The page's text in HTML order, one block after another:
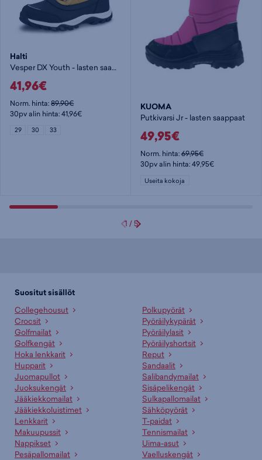
Halti
Vesper DX Youth - lasten saappaat
41,96€
Norm. hinta:89,90€
30pv alin hinta: 41,96€
29 30 33
KUOMA
Putkivarsi Jr - lasten saappaat
49,95€
Norm. hinta:69,95€
30pv alin hinta: 49,95€
Useita kokoja
1 /5
Suositut sisällöt
Collegehousut
Crocsit
Golfmailat
Golfkengät
Hoka lenkkarit
Hupparit
Juomapullot
Juoksukengät
Jääkiekkomailat
Jääkiekkoluistimet
Lenkkarit
Makuupussit
Nappikset
Pesäpallomailat
Polkupyörät
Pyöräilykypärät
Pyöräilylasit
Pyöräilyshortsit
Reput
Sandaalit
Salibandymailat
Sisäpelikengät
Sulkapallomailat
Sähköpyörät
T-paidat
Tennismailat
Uima-asut
Vaelluskengät